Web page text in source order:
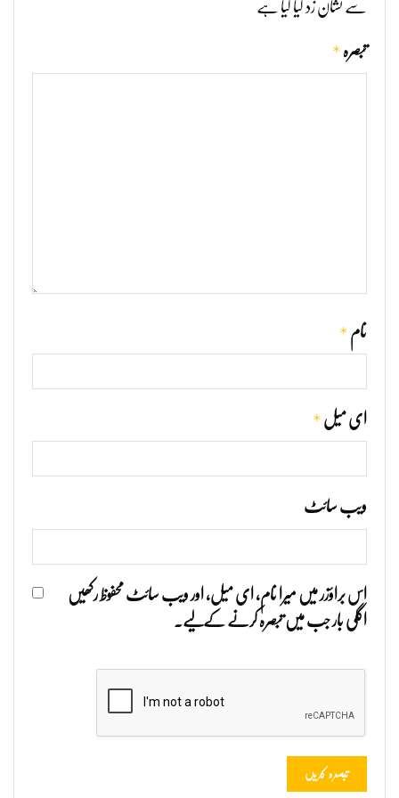
سے نشان زد کیا گیا ہے
تبصرہ *
نام *
ای میل *
ویب‌ سائٹ
اس براؤزر میں میرا نام، ای میل، اور ویب سائٹ محفوظ رکھیں
اگلی بار جب میں تبصرہ کرنے کےلیے۔